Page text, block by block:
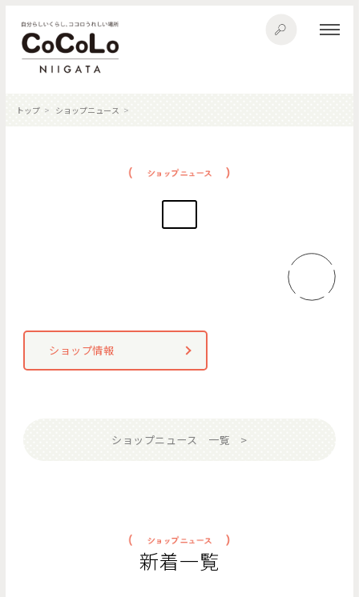
トップ ショップニュース
ショップ情報
ショップニュース 一覧
新着一覧